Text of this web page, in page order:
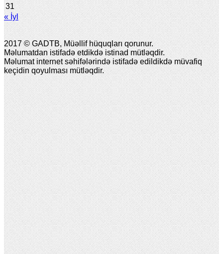
31
« İyl
2017 © GADTB, Müəllif hüquqları qorunur.
Məlumatdan istifadə etdikdə istinad mütləqdir.
Məlumat internet səhifələrində istifadə edildikdə müvafiq
keçidin qoyulması mütləqdir.